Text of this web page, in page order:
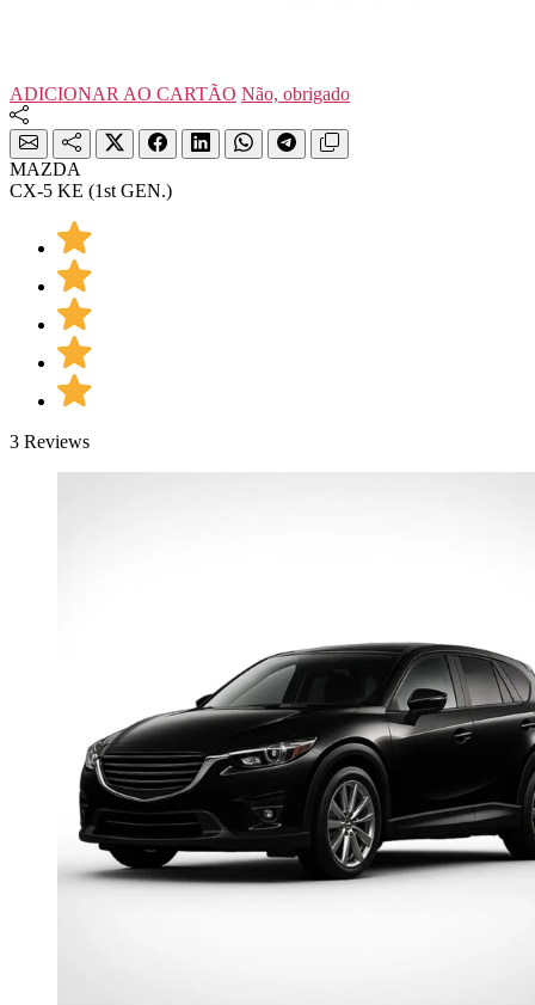
ADICIONAR AO CARTÃO Não, obrigado
MAZDA
CX-5 KE (1st GEN.)
3 Reviews